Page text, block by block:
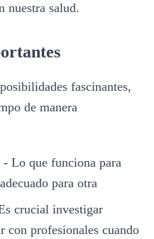
nuestra salud.
fascinantes,
de manera
- Lo que funciona para
para otra
crucial investigar
con profesionales cuando